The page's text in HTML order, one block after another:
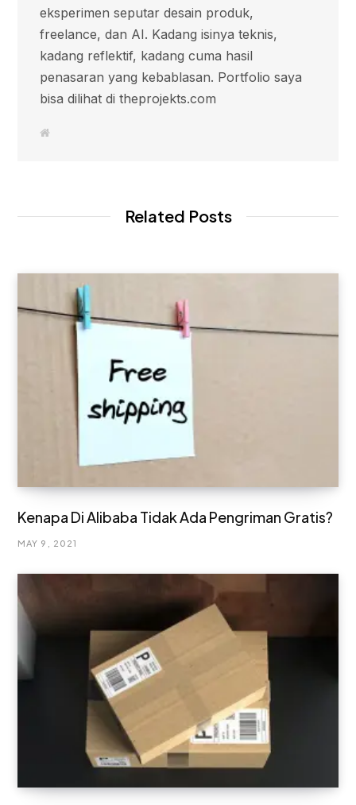
eksperimen seputar desain produk,
freelance, dan AI. Kadang isinya teknis,
kadang reflektif, kadang cuma hasil
penasaran yang kebablasan. Portfolio saya
bisa dilihat di theprojekts.com
Related Posts
Kenapa Di Alibaba Tidak Ada Pengriman Gratis?
MAY 9, 2021